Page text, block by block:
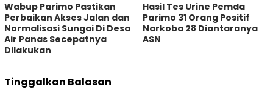
Wabup Parimo Pastikan
Perbaikan Akses Jalan dan
Normalisasi Sungai Di Desa
Air Panas Secepatnya
Dilakukan
Hasil Tes Urine Pemda
Parimo 31 Orang Positif
Narkoba 28 Diantaranya
ASN
Tinggalkan Balasan